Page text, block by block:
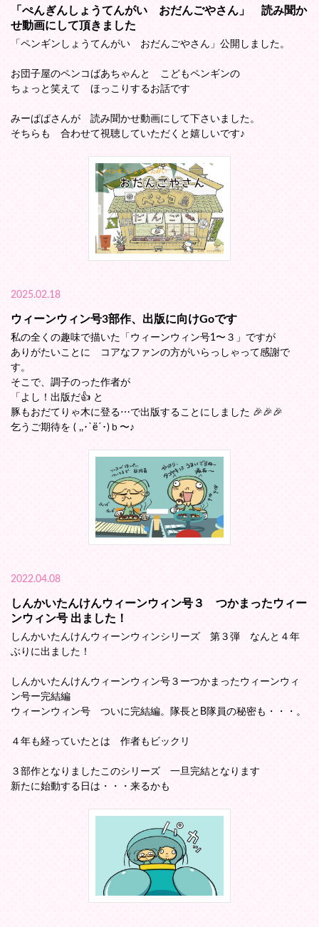
「ぺんぎんしょうてんがい おだんごやさん」 読み聞か
せ動画にして頂きました
「ペンギンしょうてんがい おだんごやさん」公開しました。
お団子屋のペンコばあちゃんと こどもペンギンの
ちょっと笑えて ほっこりするお話です
みーぱぱさんが 読み聞かせ動画にして下さいました。
そちらも 合わせて視聴していただくと嬉しいです♪
2025.02.18
ウィーンウィン号3部作、出版に向けGoです
私の全くの趣味で描いた「ウィーンウィン号1〜３」ですが
ありがたいことに コアなファンの方がいらっしゃって感謝で
す。
そこで、調子のった作者が
「よし！出版だ👍 と
豚もおだてりゃ木に登る⋯で出版することにしました 🎉🎉🎉
乞うご期待を ( ,,･`ё´･)ｂ〜♪
2022.04.08
しんかいたんけんウィーンウィン号３ つかまったウィー
ンウィン号 出ました！
しんかいたんけんウィーンウィンシリーズ 第３弾 なんと４年
ぶりに出ました！
しんかいたんけんウィーンウィン号３ーつかまったウィーンウィ
ン号ー完結編
ウィーンウィン号 ついに完結編。隊長とB隊員の秘密も・・・。
４年も経っていたとは 作者もビックリ
３部作となりましたこのシリーズ 一旦完結となります
新たに始動する日は・・・来るかも